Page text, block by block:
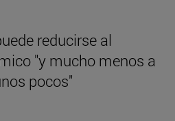
reducirse al
"y mucho menos a
pocos"